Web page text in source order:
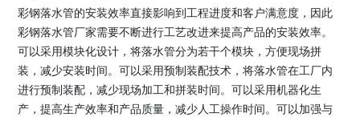
彩钢落水管的安装效率直接影响到工程进度和客户满意度，因此
彩钢落水管厂家需要不断进行工艺改进来提高产品的安装效率。
可以采用模块化设计，将落水管分为若干个模块，方便现场拼
装，减少安装时间。可以采用预制装配技术，将落水管在工厂内
进行预制装配，减少现场加工和拼装时间。可以采用机器化生
产，提高生产效率和产品质量，减少人工操作时间。可以加强与